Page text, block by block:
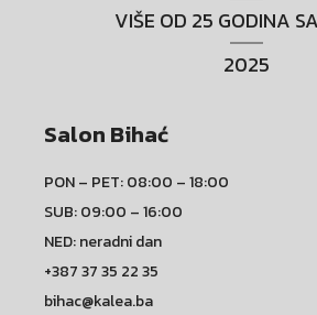
VIŠE OD 25 GODINA
2025
Salon Bihać
PON – PET: 08:00 – 18:00
SUB: 09:00 – 16:00
NED: neradni dan
+387 37 35 22 35
bihac@kalea.ba